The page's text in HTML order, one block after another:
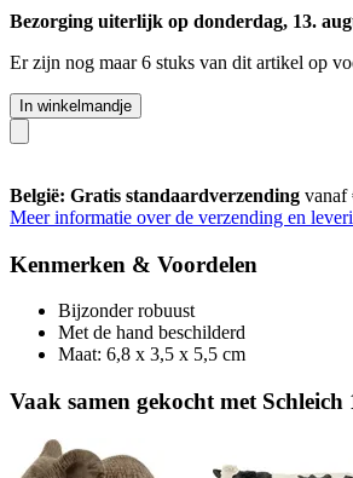
Bezorging uiterlijk op donderdag, 13.
Er zijn nog maar 6 stuks van dit artikel op
In winkelmandje
België: Gratis standaardverzending vanaf
Meer informatie over de verzending en
Kenmerken & Voordelen
Bijzonder robuust
Met de hand beschilderd
Maat: 6,8 x 3,5 x 5,5 cm
Vaak samen gekocht met